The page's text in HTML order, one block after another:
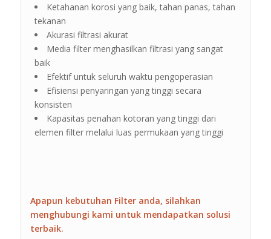
Ketahanan korosi yang baik, tahan panas, tahan
tekanan
Akurasi filtrasi akurat
Media filter menghasilkan filtrasi yang sangat
baik
Efektif untuk seluruh waktu pengoperasian
Efisiensi penyaringan yang tinggi secara
konsisten
Kapasitas penahan kotoran yang tinggi dari
elemen filter melalui luas permukaan yang tinggi
Apapun kebutuhan Filter anda, silahkan
menghubungi kami untuk mendapatkan solusi
terbaik.